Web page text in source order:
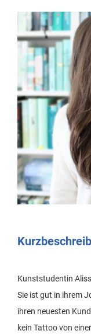
Kunststudentin
Sie ist gut in ihrem
ihren neuesten
kein Tattoo von